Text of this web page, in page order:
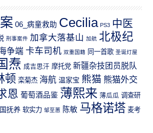
06_病童救助 Cecilia PS3 中医
刑事案件 加拿大落基山 加航 北极纪
争端 卡车司机 双重国籍 同一首歌 圣诞灯屋
焘 成吉思汗 摩托党 新疆杂技团员脱队
顿 栾菊杰 海航 温家宝 熊猫 熊猫外交
恩 葡萄酒品鉴 薄熙来 薄瓜瓜 调查研
抚养 软实力 邹至蕙 陈敏 马格诺塔 麦考